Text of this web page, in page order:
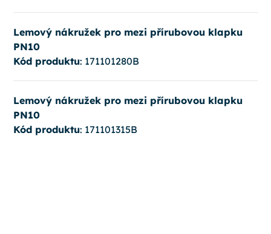
Lemový nákružek pro mezi přírubovou klapku
PN10
Kód produktu: 171101280B
Lemový nákružek pro mezi přírubovou klapku
PN10
Kód produktu: 171101315B